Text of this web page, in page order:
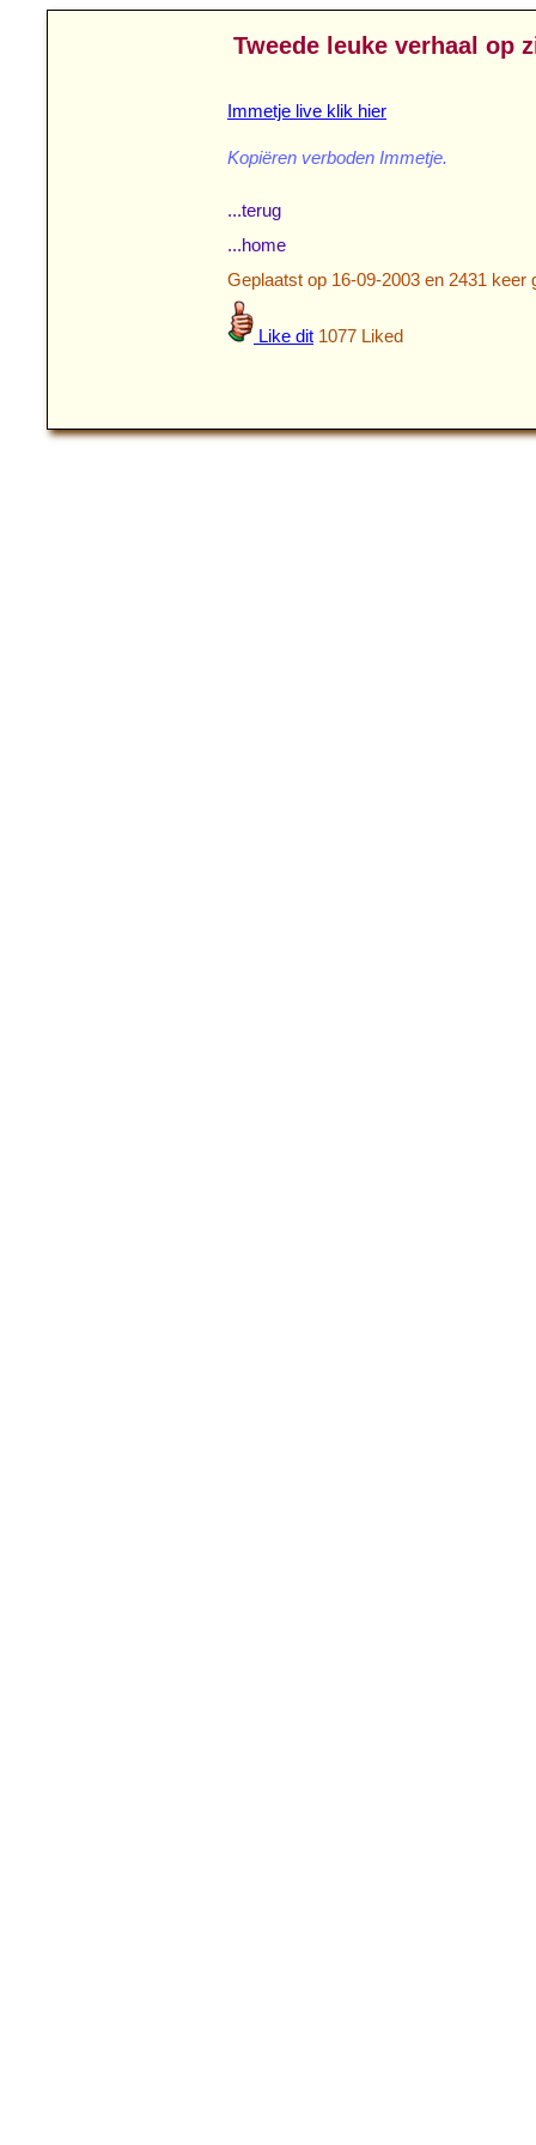
Tweede leuke verhaal op
Immetje live klik hier
Kopiëren verboden Immetje.
...terug
...home
Geplaatst op 16-09-2003 en 2431 keer
Like dit 1077 Liked